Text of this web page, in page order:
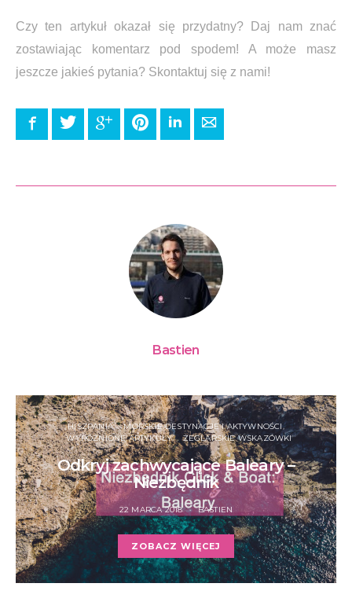
Czy ten artykuł okazał się przydatny? Daj nam znać
zostawiając komentarz pod spodem! A może masz
jeszcze jakieś pytania? Skontaktuj się z nami!
FacebookTwitter Google+ PinterestLinkedInE-mail
Bastien
HISZPANIA
MORSKIE DESTYNACJE I AKTYWNOŚCI
WYRÓŻNIONE ARTYKUŁY
ŻEGLARSKIE WSKAZÓWKI
Odkryj zachwycające Baleary –
Niezbędnik
22 MARCA 2018 BASTIEN
ZOBACZ WIĘCEJ